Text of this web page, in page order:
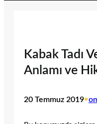
Kabak Tadı
Anlamı ve
20 Temmuz 2019•